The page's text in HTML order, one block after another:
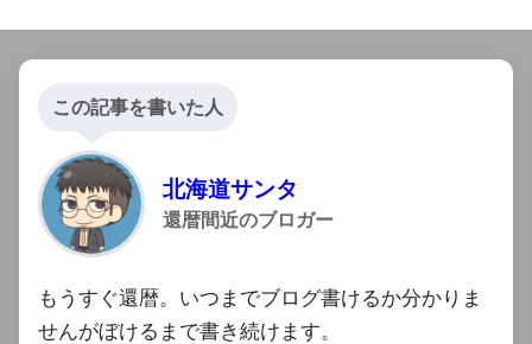
この記事を書いた人
北海道サンタ
還暦間近のブロガー
もうすぐ還暦。いつまでブログ書けるか分かりま
せんがぼけるまで書き続けます。